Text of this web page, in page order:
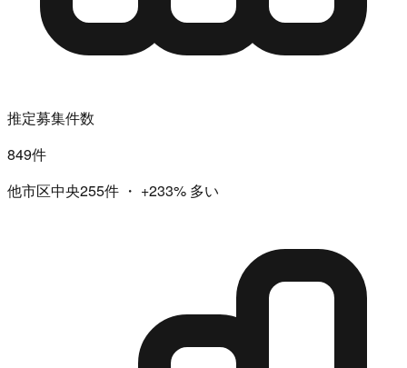
推定募集件数
849件
他市区中央255件 ・ +233% 多い